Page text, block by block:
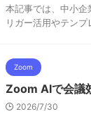
本記事では、中小企
リガー活用やテン
Zoom
Zoom AIで会議
2026/7/30